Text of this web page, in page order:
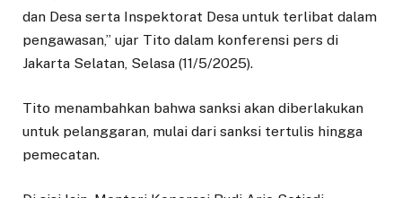
dan Desa serta Inspektorat Desa untuk terlibat dalam
pengawasan,” ujar Tito dalam konferensi pers di
Jakarta Selatan, Selasa (11/5/2025).
Tito menambahkan bahwa sanksi akan diberlakukan
untuk pelanggaran, mulai dari sanksi tertulis hingga
pemecatan.